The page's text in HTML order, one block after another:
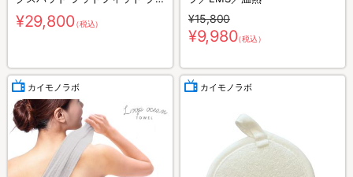
ラウン）
¥29,800（税込） ¥15,800
¥9,980（税込）
カイモノラボ カイモノラボ